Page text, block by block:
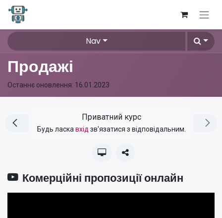
Nav
Продажі
Останнє оновлення: 16.01.2023
Комерційні пропозиції онлайн
Приватний курс
Будь ласка вхід зв'язатися з відповідальним.